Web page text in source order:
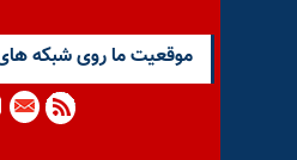
موقعيت ما روى شبكه